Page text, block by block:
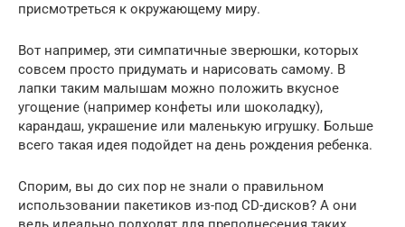
присмотреться к окружающему миру.
Вот например, эти симпатичные зверюшки, которых
совсем просто придумать и нарисовать самому. В
лапки таким малышам можно положить вкусное
угощение (например конфеты или шоколадку),
карандаш, украшение или маленькую игрушку. Больше
всего такая идея подойдет на день рождения ребенка.
Спорим, вы до сих пор не знали о правильном
использовании пакетиков из-под CD-дисков? А они